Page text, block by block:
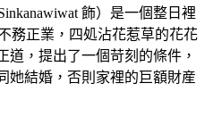
飾）是一個整日裡
務正業，四処沾花惹草的花花
道，提出了一個苛刻的條件，
她結婚，否則家裡的巨額財産